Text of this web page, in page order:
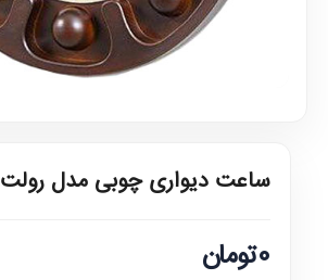
ساعت دیواری چوبی مدل رولت
0تومان